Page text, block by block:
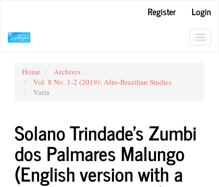
Content
Sidebar
Register
Login
Home
Archives
Vol. 8 No. 1-2 (2019): Afro-Brazilian Studies
Varia
Solano Trindade's Zumbi
dos Palmares Malungo
(English version with a